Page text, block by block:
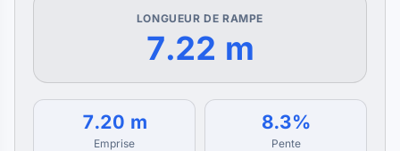
LONGUEUR DE RAMPE
7.22 m
7.20 m
Emprise
8.3%
Pente